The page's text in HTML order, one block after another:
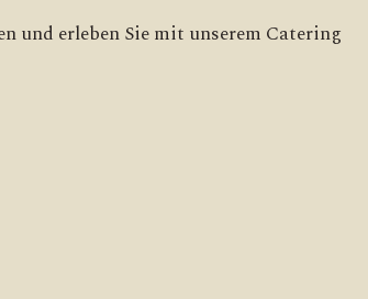
und erleben Sie mit unserem Catering